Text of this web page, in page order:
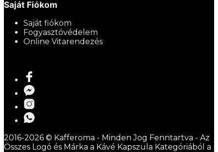
Saját Fiókom
Saját fiókom
Fogyasztóvédelem
Online Vitarendezés
2016-2026 © Kafferoma - Minden Jog Fenntartva - Az
Összes Logó és Márka a Kávé Kapszula Kategóriából a